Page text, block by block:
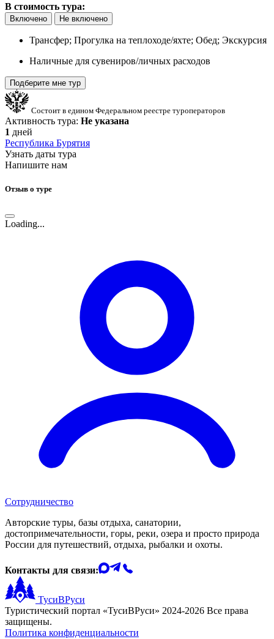
В стоимость тура:
Включено Не включено
Трансфер; Прогулка на теплоходе/яхте; Обед; Экскурсия
Наличные для сувениров/личных расходов
Подберите мне тур
Состоит в едином Федеральном реестре туроператоров
Активность тура: Не указана
1 дней
Республика Бурятия
Узнать даты тура
Напишите нам
Отзыв о туре
Loading...
Сотрудничество
Авторские туры, базы отдыха, санатории,
достопримечательности, горы, реки, озера и просто природа
России для путешествий, отдыха, рыбалки и охоты.
Контакты для связи:
ТусиВРуси
Туристический портал «ТусиВРуси» 2024-2026 Все права
защищены.
Политика конфиденциальности